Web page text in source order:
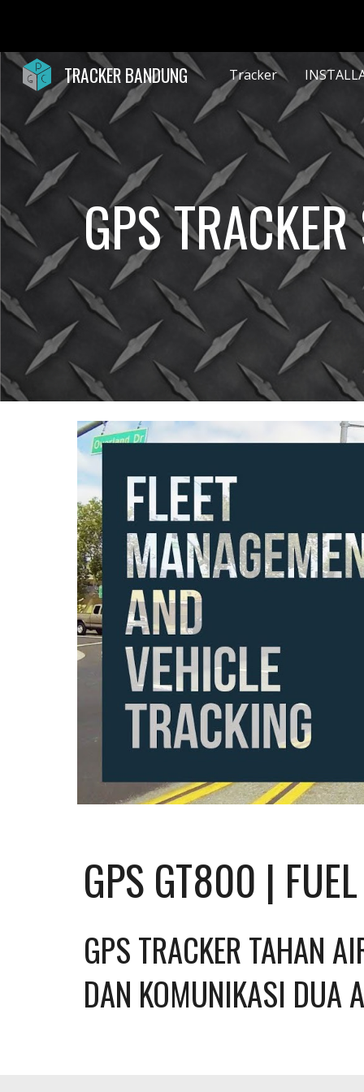
TRACKER BANDUNG Tracker
GPS
GPS GT800 |
GPS TRACKER TAHAN
DAN KOMUNIKASI DUA